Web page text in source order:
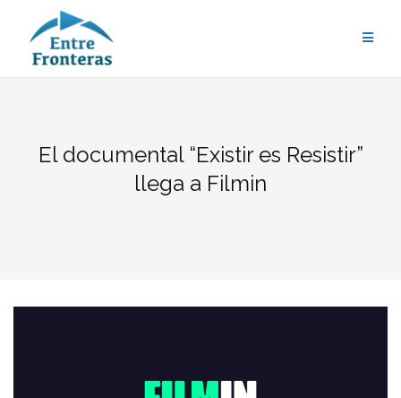
El documental “Existir es Resistir”
llega a Filmin